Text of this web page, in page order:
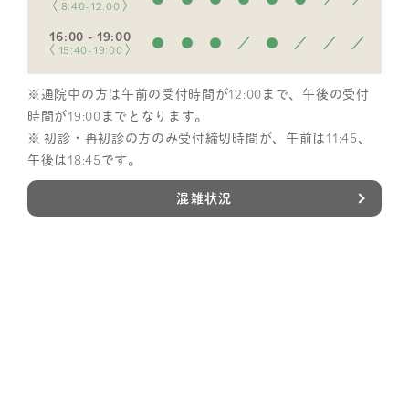
〈 8:40-12:00 〉
16:00 - 19:00
〈 15:40-19:00 〉 ● ● ● ／ ● ／ ／ ／
※通院中の方は午前の受付時間が12:00まで、午後の受付
時間が19:00までとなります。
※ 初診・再初診の方のみ受付締切時間が、午前は11:45、
午後は18:45です。
混雑状況